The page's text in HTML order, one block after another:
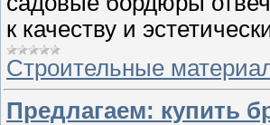
к качеству и
Строительные
Предлагаем: купить